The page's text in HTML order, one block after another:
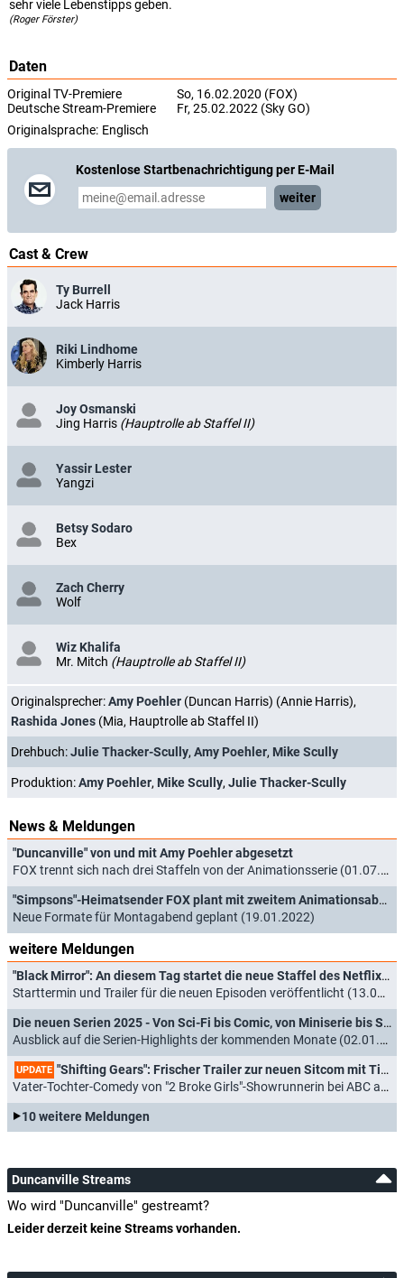
sehr viele Lebenstipps geben.
(Roger Förster)
Daten
Original TV-Premiere
So, 16.02.2020 (FOX)
Deutsche Stream-Premiere
Fr, 25.02.2022 (Sky GO)
Originalsprache: Englisch
Kostenlose Startbenachrichtigung per E-Mail
weiter
Cast & Crew
Ty Burrell
Jack Harris
Riki Lindhome
Kimberly Harris
Joy Osmanski
Jing Harris (Hauptrolle ab Staffel II)
Yassir Lester
Yangzi
Betsy Sodaro
Bex
Zach Cherry
Wolf
Wiz Khalifa
Mr. Mitch (Hauptrolle ab Staffel II)
Originalsprecher:Amy Poehler (Duncan Harris) (Annie Harris),
Rashida Jones (Mia, Hauptrolle ab Staffel II)
Drehbuch:Julie Thacker-Scully, Amy Poehler, Mike Scully
Produktion:Amy Poehler, Mike Scully, Julie Thacker-Scully
News & Meldungen
"Duncanville" von und mit Amy Poehler abgesetzt
FOX trennt sich nach drei Staffeln von der Animationsserie (01.07.2022)
"Simpsons"-Heimatsender FOX plant mit zweitem Animationsabend
Neue Formate für Montagabend geplant (19.01.2022)
weitere Meldungen
"Black Mirror": An diesem Tag startet die neue Staffel des Netflix-Hits
Starttermin und Trailer für die neuen Episoden veröffentlicht (13.03.2025)
Die neuen Serien 2025 - Von Sci-Fi bis Comic, von Miniserie bis Spin-Off
Ausblick auf die Serien-Highlights der kommenden Monate (02.01.2025)
UPDATE "Shifting Gears": Frischer Trailer zur neuen Sitcom mit Tim Allen und Kat Dennings ("2 Broke Girls")
Vater-Tochter-Comedy von "2 Broke Girls"-Showrunnerin bei ABC am Start (21.11.2024)
10 weitere Meldungen
Duncanville Streams
Wo wird "Duncanville" gestreamt?
Leider derzeit keine Streams vorhanden.